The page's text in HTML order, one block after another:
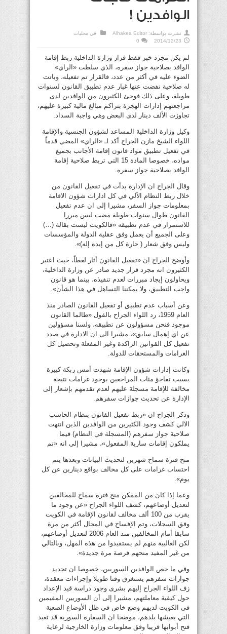
الوافدين !
نشرت بواسطة: Alhakea Editor في محليات
2014/12/23
0
لم يكن مجرد خبر فقط قرار وزارة الداخلية ربط إقامة
الوافد بصلاحية جواز سفره، الذي سلطت «الراي»
الضوء عليه في أكثر من عدد، فالقرار تم تفعيله، وباتت
له صلاحية نفضت عنها غبار عدم تطبيق القانون لسنوات
طويلة، وعلى ذلك فوجئ الكثيرون من الوافدين لدى
مراجعتهم إدارات الهجرة بتراكم مبالغ مالية كبيرة عليهم،
تجاوزت الألف دينار لدى البعض وهي واجبة السداد.
وكيل وزارة الداخلية المساعد لشؤون الجنسية والإقامة
اللواء الشيخ مازن الجراح أكد لـ «الراي» المضي قدماً
في تفعيل تطبيق مواد قانون إقامة الأجانب بجميع
مواده، خصوصا المادة 15 التي تربط صلاحية إقامة
الوافد بصلاحية جواز سفره.
وقال الجراح ان الإدارة بدأت في تفعيل القانون من
خلال ربط النظام الآلي في كل ادارات شؤون الاقامة
بمعلومات جواز السفر، مشيرا إلى ان عدم تفعيل
القانون طوال سنوات طويلة مضت ليس مبررا
للاستمرار في عدم تطبيقه «فالكويت ليست بقالة (…)
وعلى الجميع أن يعمل وفق عقلية الدولة والمؤسسات
وليس وفق شعار ( حارة كل من إيده إله)».
وأوضح الجراح ان «تفعيل القانون أثار لغطاً، حيث اعتبر
الكثيرون انه مجرد قرار جديد صادر عن وزارة الداخلية،
ويحاولون إيجاد مبررات لعدم تنفيذه، بينما هو قانون
واجب التطبيق، ولا يمكننا التساهل في هذا الشأن».
وعن أسباب عدم تطبيق أو تفعيل القانون الصادر منذ
العام 1959، رد اللواء الجراح بالقول «طالما القانون
موجود فنحن مسؤولون عن تطبيقه، ولسنا مسؤولين
عن اي إهمال سابق»، مشيرا الى ان الادارة في صدد
تفعيل كل القوانين الراكدة وغير المفعلة وتحصيل كل
الغرامات والمستحقات للدولة.
وكانت إدارات شؤون الإقامة شهدت أمس ربكة كبيرة
بسبب تفاجؤ مئات المراجعين بوجود غرامات نتيجة
مخالفة للإقامة مسجلة عليهم لعدم تقدمهم بإشعار إلى
الإدارة عن تحديث جوازات سفرهم.
وذكر الجراح ان «ربط تفعيل القانون بنظام الحاسب
الآلي كشف وجود الكثيرين من الوافدين الذين انتهت
صلاحية جواز سفرهم (المسجلة في النظام) فيما
يملكون إقامات سارية المفعول»، مشيرا إلى انه «تم
منح فترة سماح شهرين لتحديث البيانات وبعدها يتم
احتساب غرامات على كل مخالف بواقع دينارين عن كل
يوم».
وعما إذا كان من الممكن منح فترة سماح للمخالفين
لتعديل أوضاعهم، كشف اللواء الجراح «عن وجود ما
يقرب من 100 ألف مخالف لقانون الإقامة في الكويت
وفق السجلات، وتم الإفساح في المجال أكثر من مرة
سابقا أمام المخالفين منذ العام 2006 لتعديل أوضاعهم،
لكن الغالبية منهم لم يستفيدوا من هذه المهل، وبالتالي
من غير المفيد منحهم فرصة مرة جديدة».
وفي ما خص الوافدين السوريين، خصوصا ان تجديد
جوازات سفرهم يستغرق وقتا طويلا وإجراءات معقدة،
زف اللواء الجراح إليهم بشرى وجود دراسة قيد الإعداد
حول كيفية معاملتهم، مشيرا إلى أن السوريين المقيمين
في الكويت لديهم وضع خاص في ظل الأوضاع الصعبة
التي يعيشها بلدهم، موضحا ان السفارة السورية قد تعيد
فتح أبوابها قريبا وفق معلومات وزارة الخارجية لرعاية